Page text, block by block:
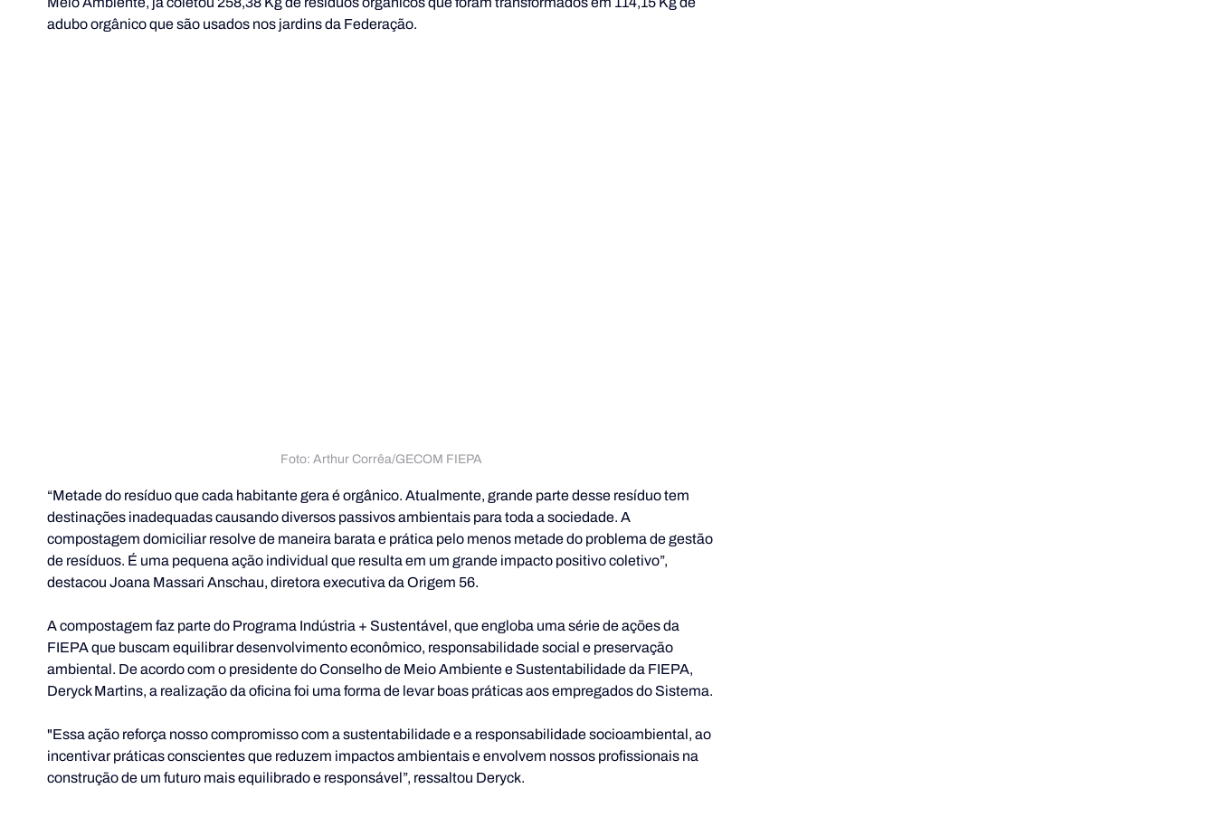
adubo orgânico que são usados nos jardins da Federação.
Foto: Arthur Corrêa/GECOM FIEPA
“Metade do resíduo que cada habitante gera é orgânico. Atualmente, grande parte desse resíduo tem
destinações inadequadas causando diversos passivos ambientais para toda a sociedade. A
compostagem domiciliar resolve de maneira barata e prática pelo menos metade do problema de gestão
de resíduos. É uma pequena ação individual que resulta em um grande impacto positivo coletivo”,
destacou Joana Massari Anschau, diretora executiva da Origem 56.
A compostagem faz parte do Programa Indústria + Sustentável, que engloba uma série de ações da
FIEPA que buscam equilibrar desenvolvimento econômico, responsabilidade social e preservação
ambiental. De acordo com o presidente do Conselho de Meio Ambiente e Sustentabilidade da FIEPA,
Deryck Martins, a realização da oficina foi uma forma de levar boas práticas aos empregados do Sistema.
"Essa ação reforça nosso compromisso com a sustentabilidade e a responsabilidade socioambiental, ao
incentivar práticas conscientes que reduzem impactos ambientais e envolvem nossos profissionais na
construção de um futuro mais equilibrado e responsável”, ressaltou Deryck.